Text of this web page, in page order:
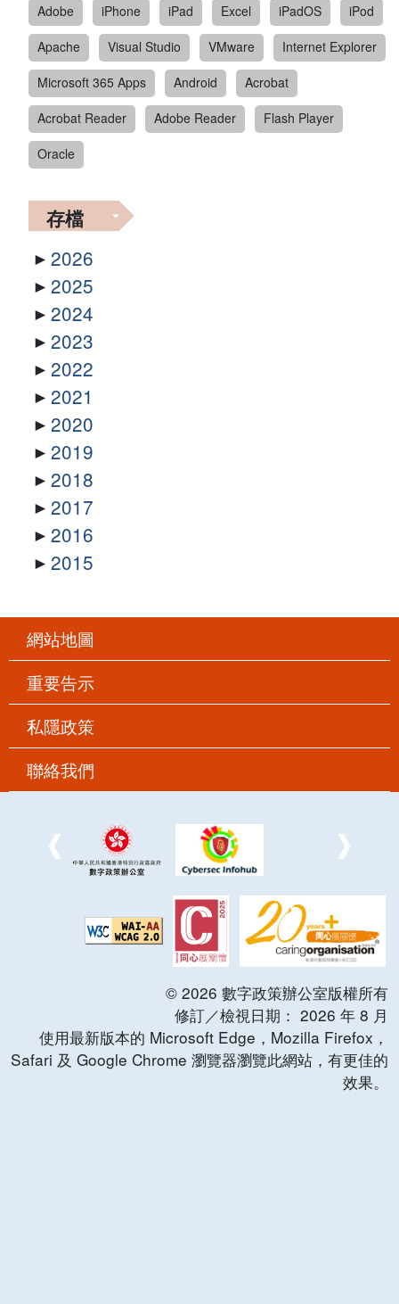
Adobe
iPhone iPad Excel iPadOS
iPod
Apache
Visual Studio VMware
Internet Explorer
Microsoft 365 Apps
Android
Acrobat
Acrobat Reader
Adobe Reader
Flash Player
Oracle
存檔
2026
2025
2024
2023
2022
2021
2020
2019
2018
2017
2016
2015
網站地圖
重要告示
私隱政策
聯絡我們
© 2026 數字政策辦公室版權所有
修訂／檢視日期： 2026 年 8 月
使用最新版本的 Microsoft Edge，Mozilla Firefox，
Safari 及 Google Chrome 瀏覽器瀏覽此網站，有更佳的
效果。